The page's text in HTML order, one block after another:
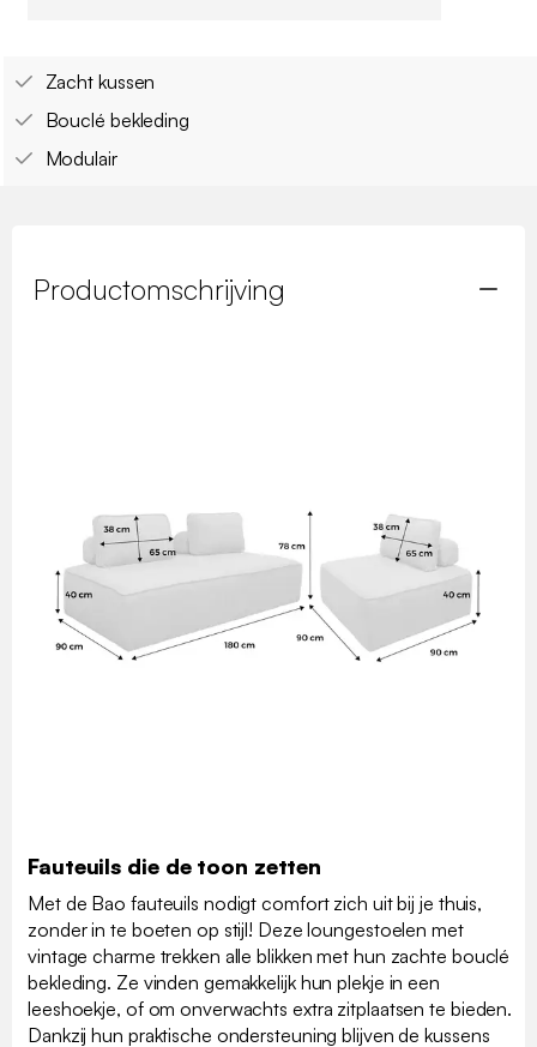
Zacht kussen
Bouclé bekleding
Modulair
Productomschrijving
Fauteuils die de toon zetten
Met de Bao fauteuils nodigt comfort zich uit bij je thuis,
zonder in te boeten op stijl! Deze loungestoelen met
vintage charme trekken alle blikken met hun zachte bouclé
bekleding. Ze vinden gemakkelijk hun plekje in een
leeshoekje, of om onverwachts extra zitplaatsen te bieden.
Dankzij hun praktische ondersteuning blijven de kussens